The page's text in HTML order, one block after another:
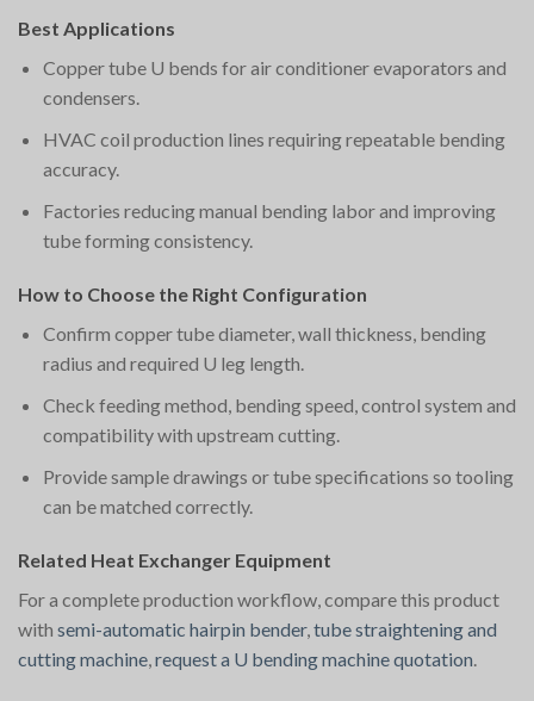
Best Applications
Copper tube U bends for air conditioner evaporators and
condensers.
HVAC coil production lines requiring repeatable bending
accuracy.
Factories reducing manual bending labor and improving
tube forming consistency.
How to Choose the Right Configuration
Confirm copper tube diameter, wall thickness, bending
radius and required U leg length.
Check feeding method, bending speed, control system and
compatibility with upstream cutting.
Provide sample drawings or tube specifications so tooling
can be matched correctly.
Related Heat Exchanger Equipment
For a complete production workflow, compare this product
with semi-automatic hairpin bender,tube straightening and
cutting machine,request a U bending machine quotation.